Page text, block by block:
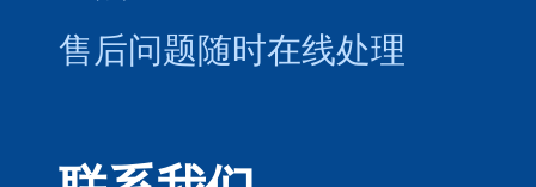
售后问题随时在线处理